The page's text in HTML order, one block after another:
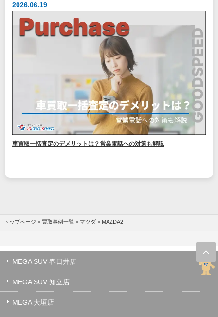
2026.06.19
車買取一括査定のデメリットは？営業電話への対策も解説
トップページ > 買取事例一覧 > マツダ > MAZDA2
MEGA SUV 春日井店
MEGA SUV 知立店
MEGA 大垣店